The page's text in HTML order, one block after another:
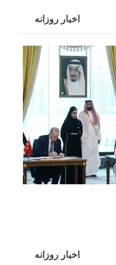
اخبار روزانه
اخبار روزانه